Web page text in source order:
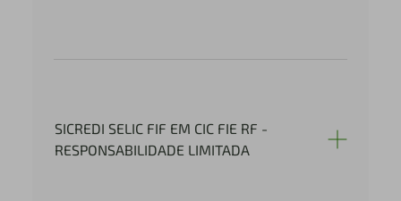
SICREDI SELIC FIF EM CIC FIE RF -
RESPONSABILIDADE LIMITADA